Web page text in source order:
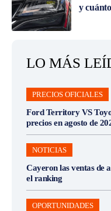
y
LO MÁS
PRECIOS OFICIALES
Ford Territory VS
precios en agosto de
NOTICIAS
Cayeron las ventas de
el ranking
OPORTUNIDADES